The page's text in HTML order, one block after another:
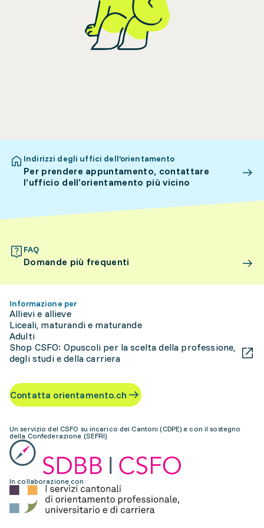
Indirizzi degli uffici dell’orientamento
Per prendere appuntamento, contattare
l’ufficio dell’orientamento più vicino
FAQ
Domande più frequenti
Informazione per
Allievi e allieve
Liceali, maturandi e maturande
Adulti
Shop CSFO: Opuscoli per la scelta della professione,
degli studi e della carriera
Contatta orientamento.ch
Un servizio del CSFO su incarico dei Cantoni (CDPE) e con il sostegno
della Confederazione (SEFRI)
In collaborazione con: